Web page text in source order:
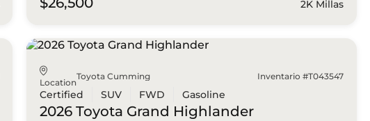
2K Millas
Location
Toyota Cumming Inventario #T043547
Certified SUV FWD Gasoline
2026 Toyota Grand Highlander